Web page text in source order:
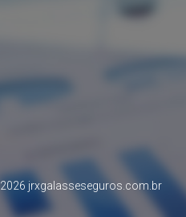
2026 jrxgalasseseguros.com.br